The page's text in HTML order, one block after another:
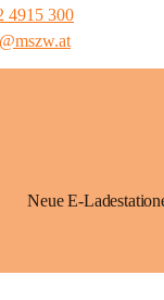
4915 300